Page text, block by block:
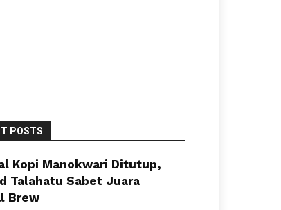
POSTS
Kopi Manokwari Ditutup,
Talahatu Sabet Juara
Brew